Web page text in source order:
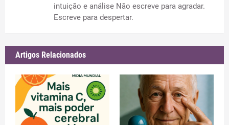
intuição e análise Não escreve para agradar.
Escreve para despertar.
Artigos Relacionados